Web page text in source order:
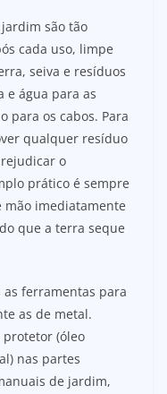
são tão
cada uso, limpe
seiva e resíduos
e água para as
para os cabos. Para
qualquer resíduo
o
prático é sempre
mão imediatamente
que a terra seque
ferramentas para
as de metal.
(óleo
nas partes
de jardim,